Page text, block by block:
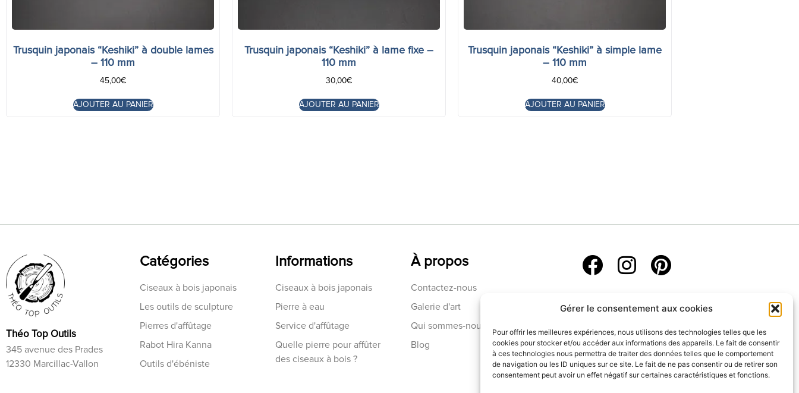
Gérer le consentement aux cookies
Pour offrir les meilleures expériences, nous utilisons des technologies telles que les
cookies pour stocker et/ou accéder aux informations des appareils. Le fait de consentir
à ces technologies nous permettra de traiter des données telles que le comportement
de navigation ou les ID uniques sur ce site. Le fait de ne pas consentir ou de retirer son
consentement peut avoir un effet négatif sur certaines caractéristiques et fonctions.
Trusquin japonais “Keshiki” à double lames
– 110 mm
45,00€
AJOUTER AU PANIER
Trusquin japonais “Keshiki” à lame fixe –
110 mm
30,00€
AJOUTER AU PANIER
Trusquin japonais “Keshiki” à simple lame
– 110 mm
40,00€
AJOUTER AU PANIER
Théo Top Outils
345 avenue des Prades
12330 Marcillac-Vallon
Catégories
Ciseaux à bois japonais
Les outils de sculpture
Pierres d'affûtage
Rabot Hira Kanna
Outils d'ébéniste
Informations
Ciseaux à bois japonais
Pierre à eau
Service d'affûtage
Quelle pierre pour affûter
des ciseaux à bois ?
À propos
Contactez-nous
Galerie d'art
Qui sommes-nous
Blog